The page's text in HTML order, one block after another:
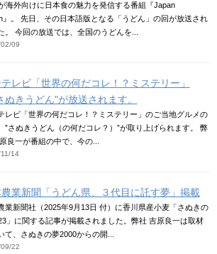
海外向けに日本食の魅力を発信する番組『Japan
』。 先日、その日本語版となる「うどん」の回が放送され
。 今回の放送では、全国のうどんを...
09
レビ「世界の何だコレ！？ミステリー」
ぬきうどん"が放送されます。
レビ「世界の何だコレ！？ミステリー」のご当地グルメの
”さぬきうどん（の何だコレ？）”が取り上げられます。 弊
良一が番組の中で、今の...
14
農業新聞「うどん県、３代目に託す夢」掲載
業新聞社（2025年9月13日 付）に香川県産小麦「さぬきの
」に関する記事が掲載されました。弊社 吉原良一は取材
て、さぬきの夢2000からの開...
22